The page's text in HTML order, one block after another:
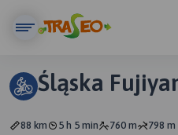
Śląska
88 km 5 h 5 min 760 m
798 m